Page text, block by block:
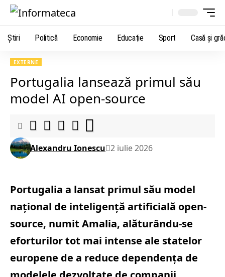
Știri Politică Economie Educaţie Sport Casă şi
EXTERNE
Portugalia lansează primul său
model AI open-source
Alexandru Ionescu 2 iulie 2026
Portugalia a lansat primul său model
naţional de inteligenţă artificială open-
source, numit Amalia, alăturându-se
eforturilor tot mai intense ale statelor
europene de a reduce dependenţa de